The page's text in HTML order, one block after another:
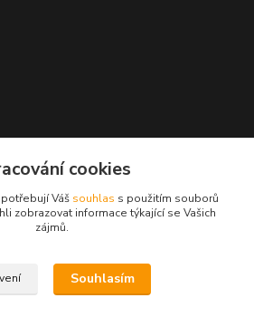
cookies
Váš souhlas s použitím souborů
zobrazovat informace týkající se Vašich
zájmů.
Souhlasím